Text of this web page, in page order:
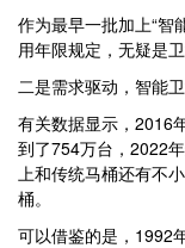
作为最早一批加上“智
用年限规定，无疑是卫
二是需求驱动，智能卫
有关数据显示，2016
到了754万台，2022
上和传统马桶还有不
桶。
可以借鉴的是，1992